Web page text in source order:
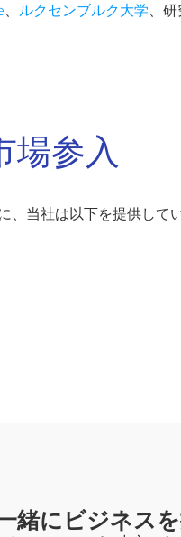
、 ルクセンブルク大学、
場参入
当社は以下を提供してい
緒にビジネス